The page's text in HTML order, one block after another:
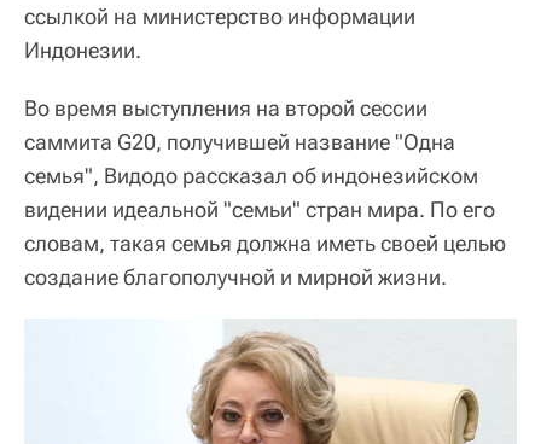
ссылкой на министерство информации
Индонезии.
Во время выступления на второй сессии
саммита G20, получившей название "Одна
семья", Видодо рассказал об индонезийском
видении идеальной "семьи" стран мира. По его
словам, такая семья должна иметь своей целью
создание благополучной и мирной жизни.